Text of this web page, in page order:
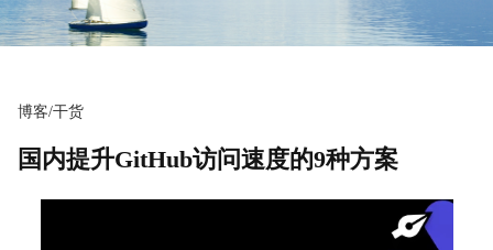
博客/干货
国内提升GitHub访问速度的9种方案